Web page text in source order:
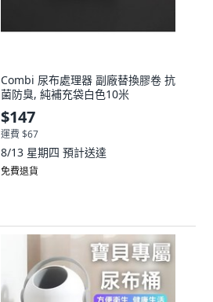
Combi 尿布處理器 副廠替換膠卷 抗
菌防臭, 純補充袋白色10米
$147
運費 $67
8/13 星期四 預計送達
免費退貨